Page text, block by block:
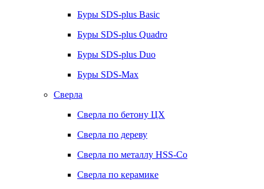
Буры SDS-plus Basic
Буры SDS-plus Quadro
Буры SDS-plus Duo
Буры SDS-Max
Сверла
Сверла по бетону ЦХ
Сверла по дереву
Сверла по металлу HSS-Co
Сверла по керамике